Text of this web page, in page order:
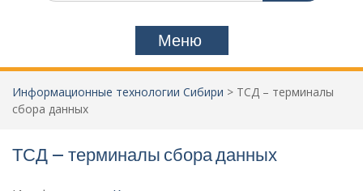
Меню
Информационные технологии Сибири > ТСД – терминалы
сбора данных
ТСД – терминалы сбора данных